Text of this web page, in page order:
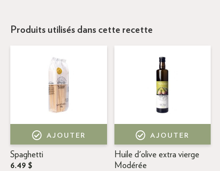
Produits utilisés dans cette recette
AJOUTER
Spaghetti
6.49 $
AJOUTER
Huile d'olive extra vierge
Modérée